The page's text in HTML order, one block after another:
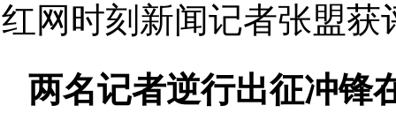
红网时刻新闻记者张盟获
两名记者逆行出征冲锋